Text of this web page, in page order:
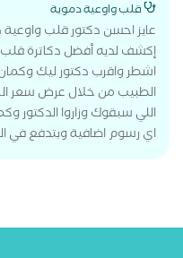
قلب واوعية دموية
عايز احسن دكتور قلب
إكشف لديه أفضل دكاترة
اشطر واقرب دكتور ليك
الطبيب من خلال عرض سعر
اللي سبقوك وزاروا الدكتور
اي رسوم اضافية وبتدفع في